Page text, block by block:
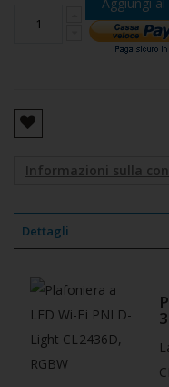
Informazioni sulla
Dettagli